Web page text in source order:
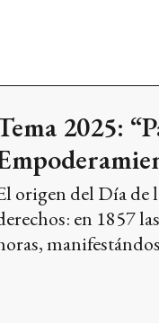
2025:
origen del Día de
en 1857